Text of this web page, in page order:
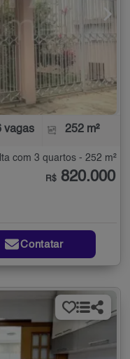
vagas 252 m²
com 3 quartos - 252 m²
R$ 820.000
Contatar